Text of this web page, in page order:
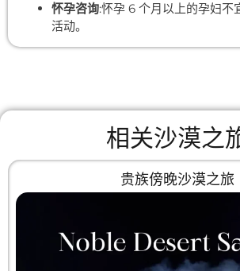
怀孕咨询:怀孕 6 个月以上的孕妇不
活动。
相关沙漠之
贵族傍晚沙漠之旅